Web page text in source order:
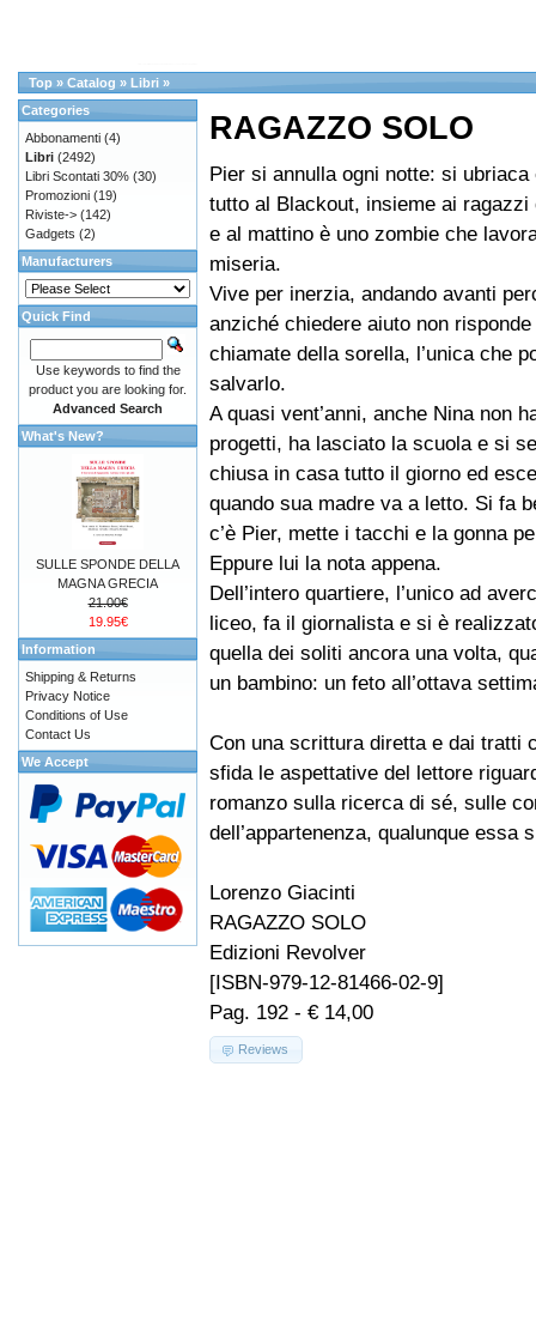
Top » Catalog » Libri »
RAGAZZO SOLO
Pier si annulla ogni notte: si
tutto al Blackout, insieme ai ragazzi
e al mattino è uno zombie che
miseria.
Vive per inerzia, andando avanti
anziché chiedere aiuto non
chiamate della sorella, l’unica che
salvarlo.
A quasi vent’anni, anche Nina non
progetti, ha lasciato la scuola e si
chiusa in casa tutto il giorno ed
quando sua madre va a letto. Si fa
c’è Pier, mette i tacchi e la gonna
Eppure lui la nota appena.
Dell’intero quartiere, l’unico ad
liceo, fa il giornalista e si è
quella dei soliti ancora una volta,
un bambino: un feto all’ottava
Con una scrittura diretta e dai tratti
sfida le aspettative del lettore
romanzo sulla ricerca di sé, sulle
dell’appartenenza, qualunque essa
Lorenzo Giacinti
RAGAZZO SOLO
Edizioni Revolver
[ISBN-979-12-81466-02-9]
Pag. 192 - € 14,00
Reviews
Categories
Abbonamenti (4)
Libri (2492)
Libri Scontati 30% (30)
Promozioni (19)
Riviste-> (142)
Gadgets (2)
Manufacturers
Quick Find
Use keywords to find the
product you are looking for.
Advanced Search
What's New?
SULLE SPONDE DELLA
MAGNA GRECIA
21.00€
19.95€
Information
Shipping & Returns
Privacy Notice
Conditions of Use
Contact Us
We Accept